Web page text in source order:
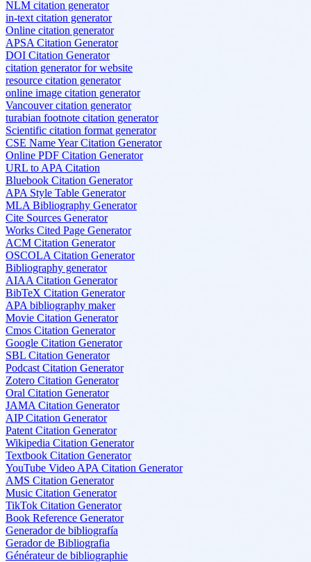
NLM citation generator
in-text citation generator
Online citation generator
APSA Citation Generator
DOI Citation Generator
citation generator for website
resource citation generator
online image citation generator
Vancouver citation generator
turabian footnote citation generator
Scientific citation format generator
CSE Name Year Citation Generator
Online PDF Citation Generator
URL to APA Citation
Bluebook Citation Generator
APA Style Table Generator
MLA Bibliography Generator
Cite Sources Generator
Works Cited Page Generator
ACM Citation Generator
OSCOLA Citation Generator
Bibliography generator
AIAA Citation Generator
BibTeX Citation Generator
APA bibliography maker
Movie Citation Generator
Cmos Citation Generator
Google Citation Generator
SBL Citation Generator
Podcast Citation Generator
Zotero Citation Generator
Oral Citation Generator
JAMA Citation Generator
AIP Citation Generator
Patent Citation Generator
Wikipedia Citation Generator
Textbook Citation Generator
YouTube Video APA Citation Generator
AMS Citation Generator
Music Citation Generator
TikTok Citation Generator
Book Reference Generator
Generador de bibliografía
Gerador de Bibliografia
Générateur de bibliographie